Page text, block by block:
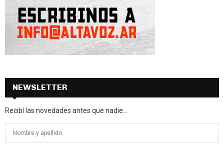
NEWSLETTER
Recibí las novedades antes que nadie...